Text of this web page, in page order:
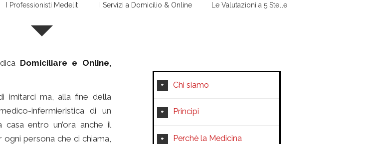
I Professionisti Medelit I Servizi a Domicilio & Online Le Valutazioni a 5 Stelle
Domiciliare e Online,
imitarci ma, alla fine della
infermieristica di un
entro un’ora anche il
persona che ci chiama,
Chi siamo
Principi
Perchè la Medicina